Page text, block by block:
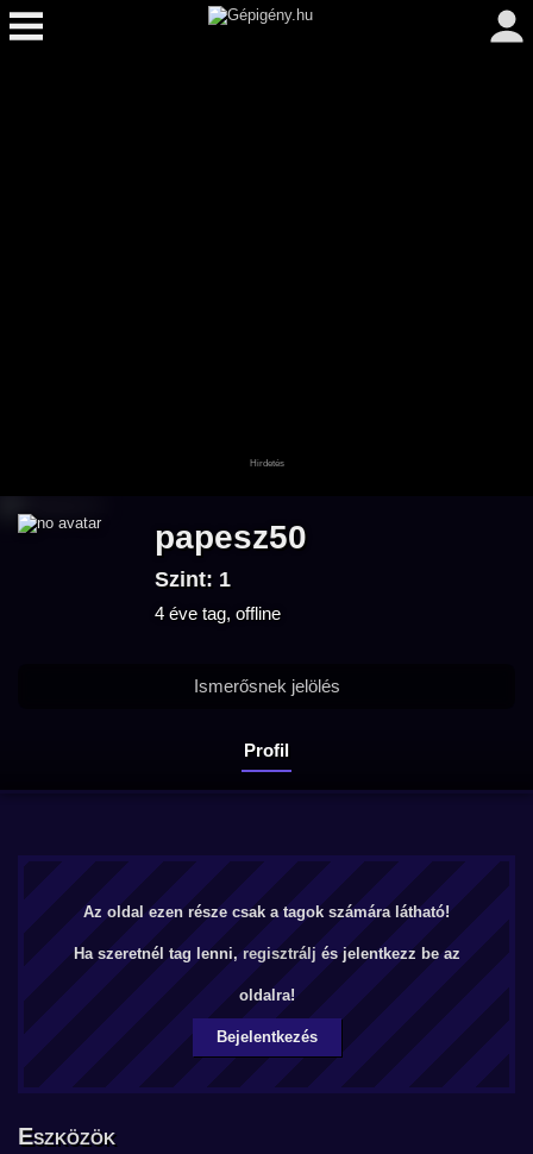
papesz50
Szint: 1
4 éve tag, offline
Profil
Ismerősnek jelölés
Az oldal ezen része csak a tagok számára látható!
Ha szeretnél tag lenni, regisztrálj és jelentkezz be az
oldalra!
Bejelentkezés
Eszközök